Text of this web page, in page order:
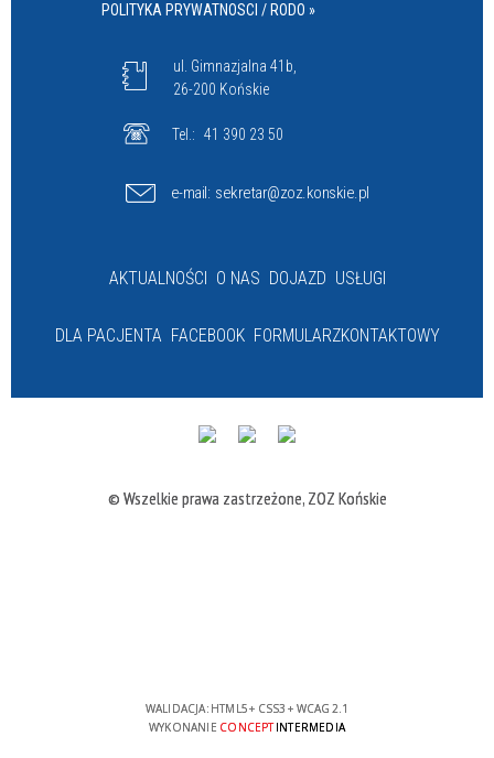
POLITYKA PRYWATNOSCI / RODO »
ul. Gimnazjalna 41b,
26-200 Końskie
Tel.: 41 390 23 50
e-mail: sekretar@zoz.konskie.pl
AKTUALNOŚCI O NAS DOJAZD USŁUGI
DLA PACJENTA FACEBOOK FORMULARZKONTAKTOWY
© Wszelkie prawa zastrzeżone, ZOZ Końskie
WALIDACJA: HTML5+ CSS3 + WCAG 2.1
WYKONANIE CONCEPTINTERMEDIA